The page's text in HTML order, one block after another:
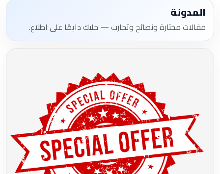
المدونة
مقالات مختارة ونصائح وتجارب — خليك دايمًا على اطلاع.